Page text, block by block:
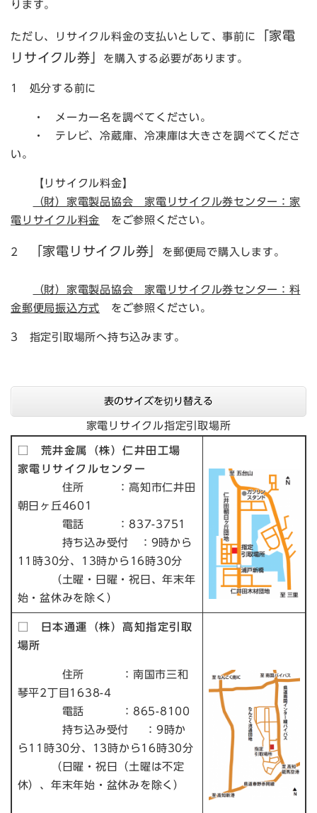
ります。
ただし、リサイクル料金の支払いとして、事前に
「家電
リサイクル券」
を購入する必要があります。
1 処分する前に
・ メーカー名を調べてください。
・ テレビ、冷蔵庫、冷凍庫は大きさを調べてくださ
い。
【リサイクル料金】
（財）家電製品協会 家電リサイクル券センター：家
電リサイクル料金 をご参照ください。
2 「家電リサイクル券」 を郵便局で購入します。
（財）家電製品協会 家電リサイクル券センター：料
金郵便局振込方式 をご参照ください。
3 指定引取場所へ持ち込みます。
表のサイズを切り替える
家電リサイクル指定引取場所
□ 荒井金属（株）仁井田工場
家電リサイクルセンター
住所 ：高知市仁井田
朝日ヶ丘4601
電話 ：837-3751
持ち込み受付 ：9時から
11時30分、13時から16時30分
（土曜・日曜・祝日、年末年
始・盆休みを除く）
□ 日本通運（株）高知指定引取
場所
住所 ：南国市三和
琴平2丁目1638-4
電話 ：865-8100
持ち込み受付 ：9時か
ら11時30分、13時から16時30分
（日曜・祝日（土曜は不定
休）、年末年始・盆休みを除く）